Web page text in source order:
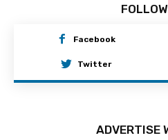
Facebook
Twitter
ADVERTISE